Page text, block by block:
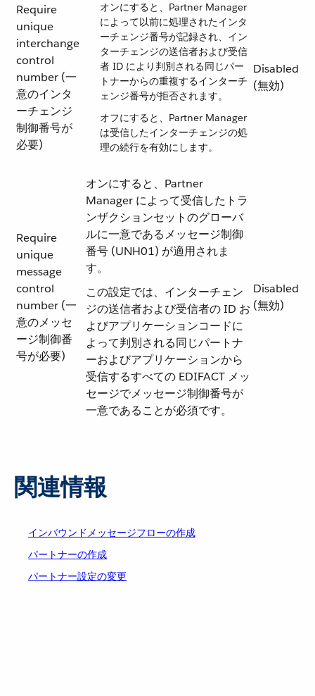
Require
unique
interchange
control
number (一
意のインタ
ーチェンジ
制御番号が
必要)
オンにすると、Partner Manager
によって以前に処理されたインタ
ーチェンジ番号が記録され、イン
ターチェンジの送信者および受信
者 ID により判別される同じパー
トナーからの重複するインターチ
ェンジ番号が拒否されます。
オフにすると、Partner Manager
は受信したインターチェンジの処
理の続行を有効にします。
Disabled
(無効)
Require
unique
message
control
number (一
意のメッセ
ージ制御番
号が必要)
オンにすると、Partner
Manager によって受信したトラ
ンザクションセットのグローバ
ルに一意であるメッセージ制御
番号 (UNH01) が適用されま
す。
この設定では、インターチェン
ジの送信者および受信者の ID お
よびアプリケーションコードに
よって判別される同じパートナ
ーおよびアプリケーションから
受信するすべての EDIFACT メッ
セージでメッセージ制御番号が
一意であることが必須です。
Disabled
(無効)
関連情報
インバウンドメッセージフローの作成
パートナーの作成
パートナー設定の変更